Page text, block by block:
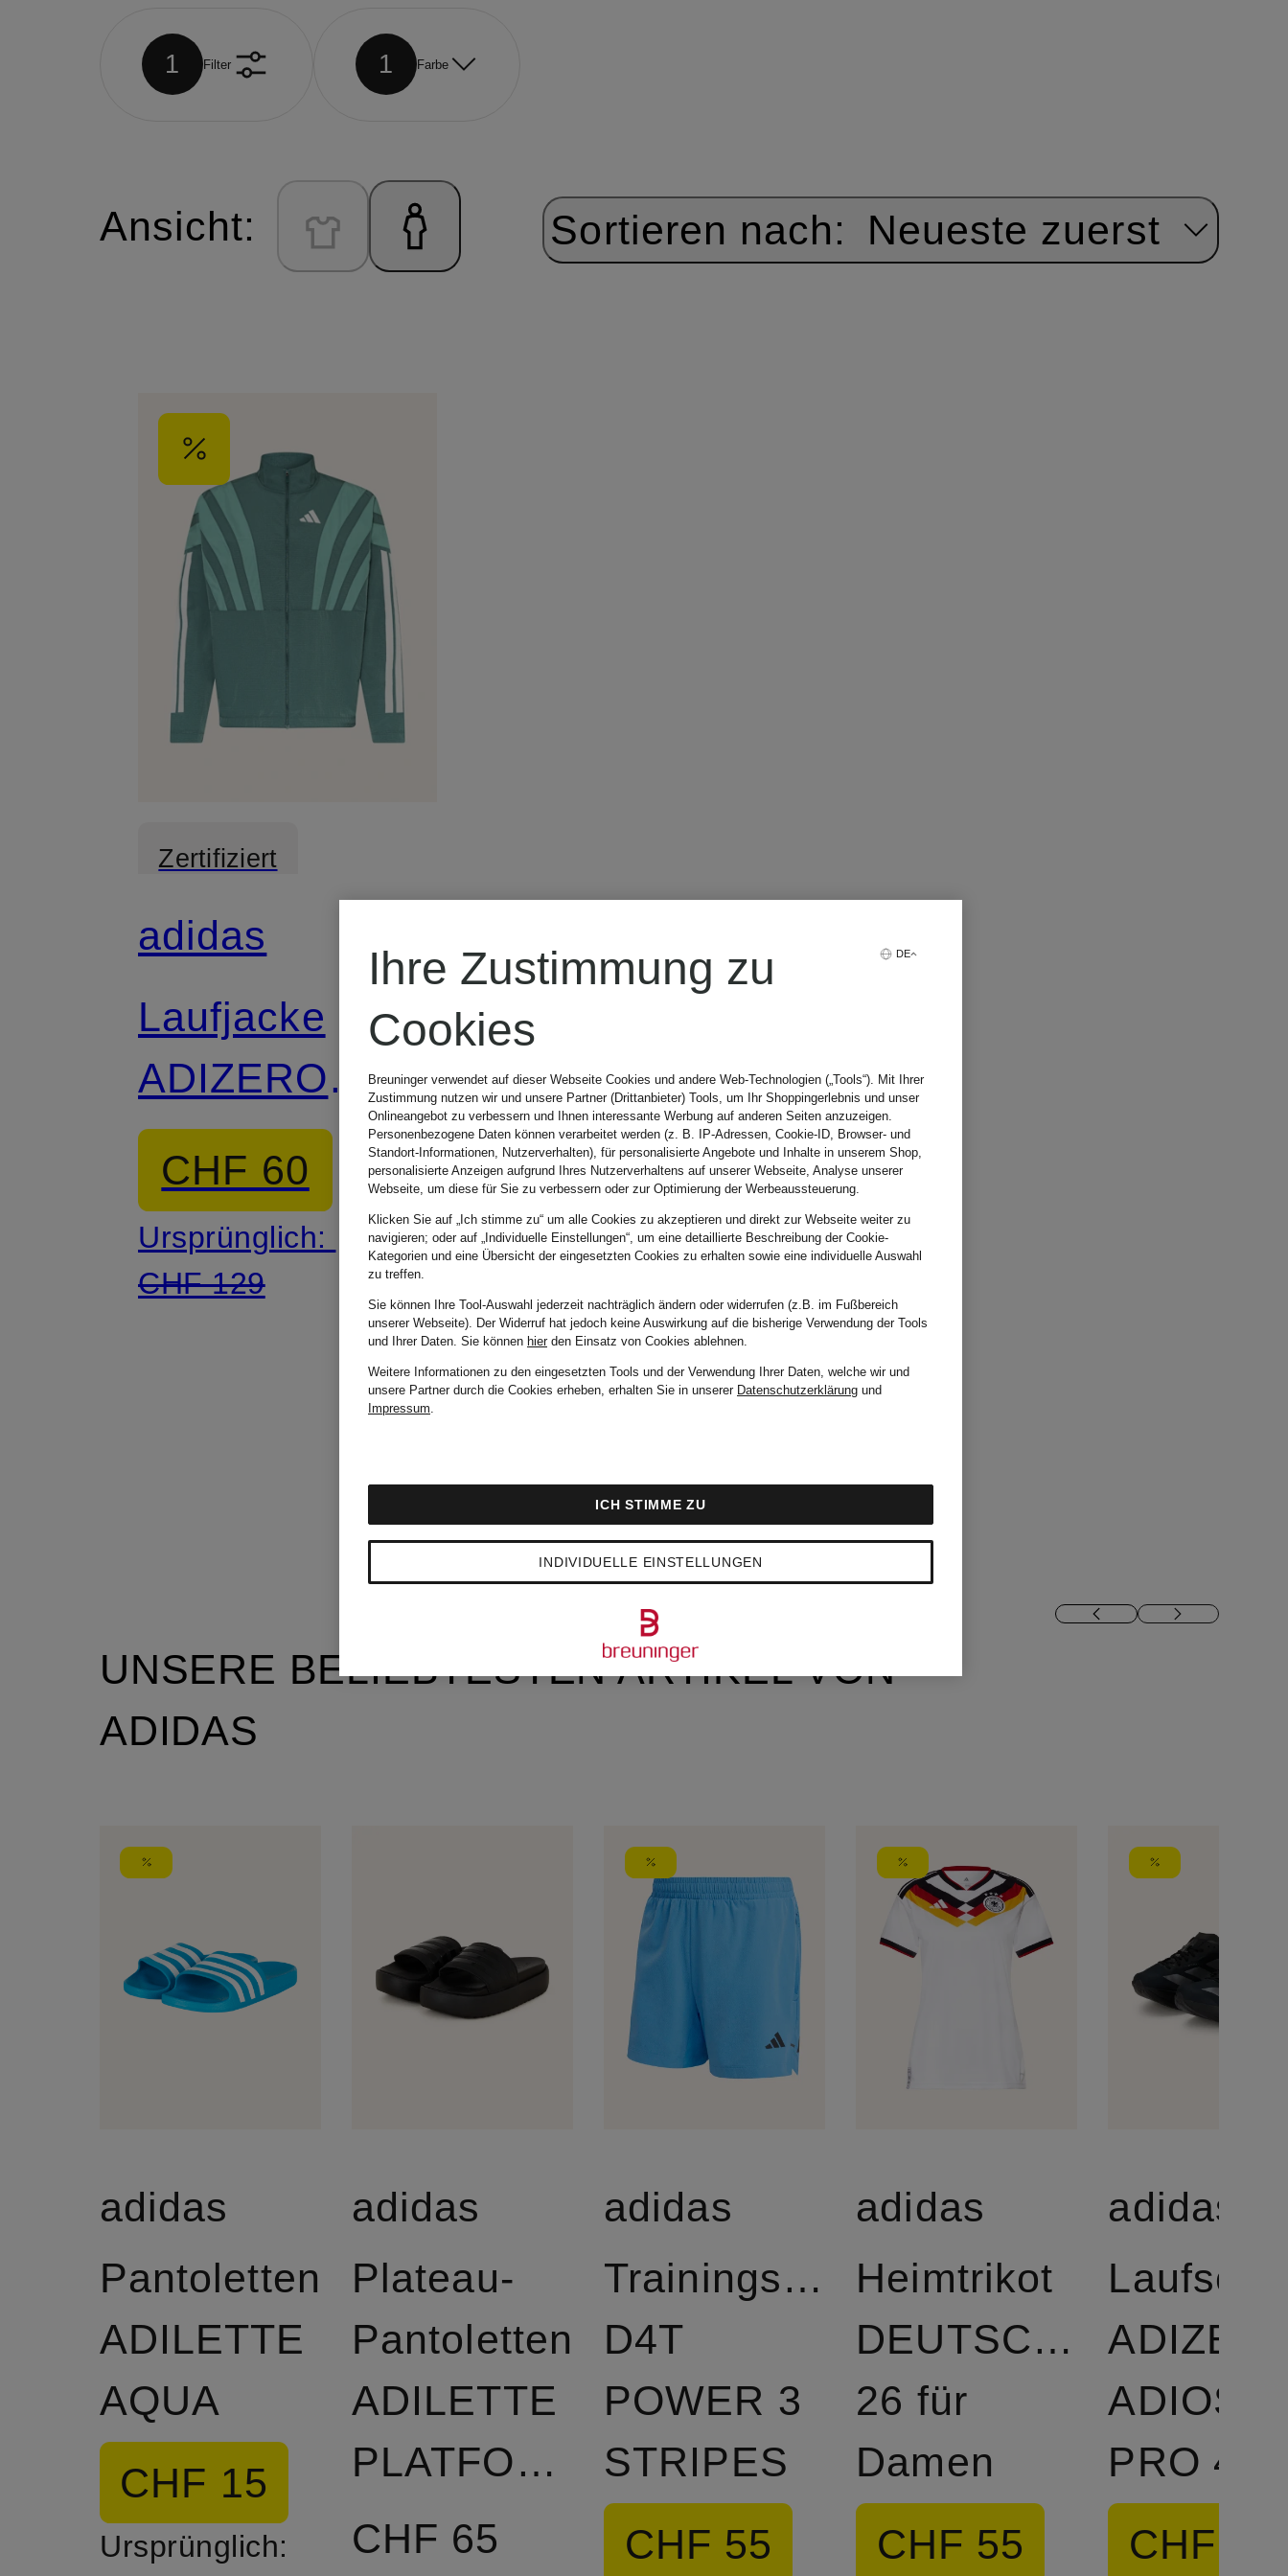
1 Filter 1 Farbe
Ansicht: Sortieren nach: Neueste zuerst
Zertifiziert
adidas
Laufjacke
ADIZERO
ARCHIVE
CHF 60
Ursprünglich:
CHF 129
UNSERE BELIEBTESTEN ARTIKEL VON
ADIDAS
adidas
Pantoletten
ADILETTE
AQUA
CHF 15
Ursprünglich:
adidas
Plateau-
Pantoletten
ADILETTE
PLATFORM
CHF 65
adidas
Trainingsshorts
D4T
POWER 3
STRIPES
CHF 55
adidas
Heimtrikot
DEUTSCHLAND
26 für
Damen
CHF 55
adidas
ADIOS
PRO 4
CHF
DE
Ihre Zustimmung zu
Cookies
Breuninger verwendet auf dieser Webseite Cookies und andere Web-Technologien („Tools“). Mit Ihrer
Zustimmung nutzen wir und unsere Partner (Drittanbieter) Tools, um Ihr Shoppingerlebnis und unser
Onlineangebot zu verbessern und Ihnen interessante Werbung auf anderen Seiten anzuzeigen.
Personenbezogene Daten können verarbeitet werden (z. B. IP-Adressen, Cookie-ID, Browser- und
Standort-Informationen, Nutzerverhalten), für personalisierte Angebote und Inhalte in unserem Shop,
personalisierte Anzeigen aufgrund Ihres Nutzerverhaltens auf unserer Webseite, Analyse unserer
Webseite, um diese für Sie zu verbessern oder zur Optimierung der Werbeaussteuerung.
Klicken Sie auf „Ich stimme zu“ um alle Cookies zu akzeptieren und direkt zur Webseite weiter zu
navigieren; oder auf „Individuelle Einstellungen“, um eine detaillierte Beschreibung der Cookie-
Kategorien und eine Übersicht der eingesetzten Cookies zu erhalten sowie eine individuelle Auswahl
zu treffen.
Sie können Ihre Tool-Auswahl jederzeit nachträglich ändern oder widerrufen (z.B. im Fußbereich
unserer Webseite). Der Widerruf hat jedoch keine Auswirkung auf die bisherige Verwendung der Tools
und Ihrer Daten. Sie können hierden Einsatz von Cookies ablehnen.
Weitere Informationen zu den eingesetzten Tools und der Verwendung Ihrer Daten, welche wir und
unsere Partner durch die Cookies erheben, erhalten Sie in unserer Datenschutzerklärung und
Impressum.
INDIVIDUELLE EINSTELLUNGEN
ICH STIMME ZU